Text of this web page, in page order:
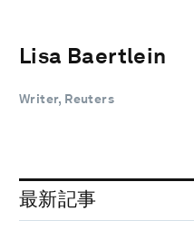
Lisa Baertlein
Writer, Reuters
最新記事